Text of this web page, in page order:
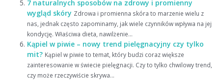
7 naturalnych sposobów na zdrowy i promienny
wygląd skóry Zdrowa i promienna skóra to marzenie wielu z
nas, jednak często zapominamy, jak wiele czynników wpływa na jej
kondycję. Właściwa dieta, nawilżenie...
Kąpiel w piwie – nowy trend pielęgnacyjny czy tylko
mit? Kąpiel w piwie to temat, który budzi coraz większe
zainteresowanie w świecie pielęgnacji. Czy to tylko chwilowy trend,
czy może rzeczywiście skrywa...